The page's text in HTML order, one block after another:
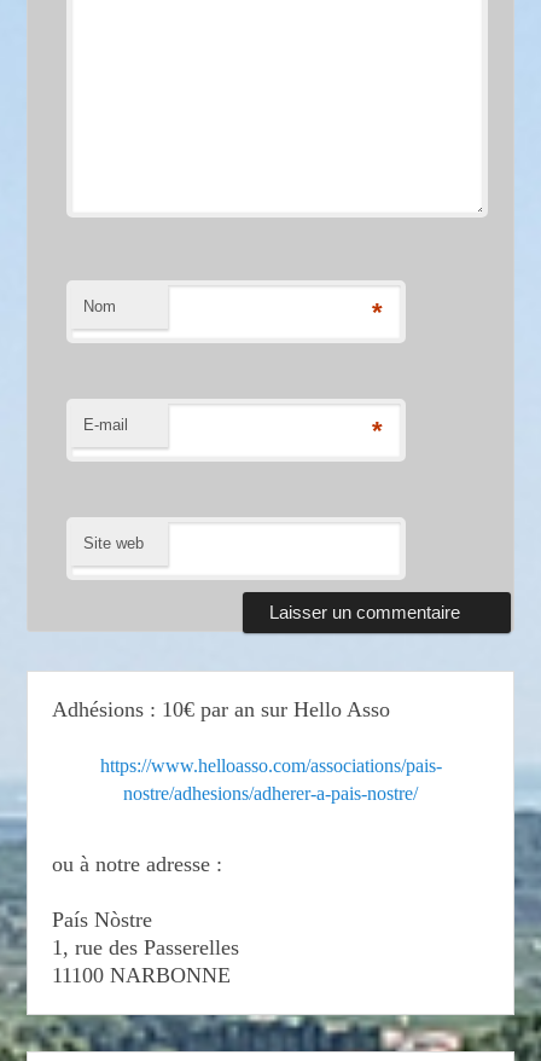
Nom *
E-mail *
Site web
Adhésions : 10€ par an sur Hello Asso
https://www.helloasso.com/associations/pais-
nostre/adhesions/adherer-a-pais-nostre/
ou à notre adresse :
País Nòstre
1, rue des Passerelles
11100 NARBONNE